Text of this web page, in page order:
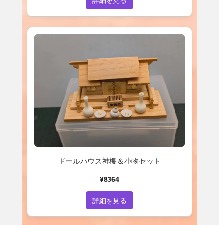
ドールハウス神棚＆小物セット
¥8364
詳細を見る